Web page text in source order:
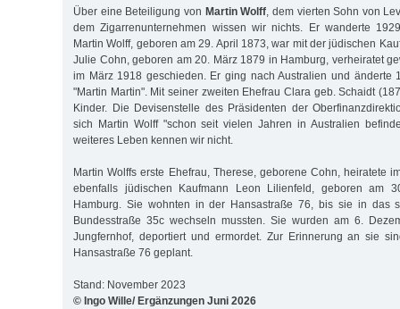
Über eine Beteiligung von Martin Wolff, dem vierten Sohn von
dem Zigarrenunternehmen wissen wir nichts. Er wanderte
Martin Wolff, geboren am 29. April 1873, war mit der jüdischen
Julie Cohn, geboren am 20. März 1879 in Hamburg, verheiratet
im März 1918 geschieden. Er ging nach Australien und änderte
"Martin Martin". Mit seiner zweiten Ehefrau Clara geb. Schaidt
Kinder. Die Devisenstelle des Präsidenten der
sich Martin Wolff "schon seit vielen Jahren in Australien
weiteres Leben kennen wir nicht.
Martin Wolffs erste Ehefrau, Therese, geborene Cohn, heiratete
ebenfalls jüdischen Kaufmann Leon Lilienfeld, geboren am
Hamburg. Sie wohnten in der Hansastraße 76, bis sie in das
Bundesstraße 35c wechseln mussten. Sie wurden am 6.
Jungfernhof, deportiert und ermordet. Zur Erinnerung an sie
Hansastraße 76 geplant.
Stand: November 2023
© Ingo Wille/ Ergänzungen Juni 2026